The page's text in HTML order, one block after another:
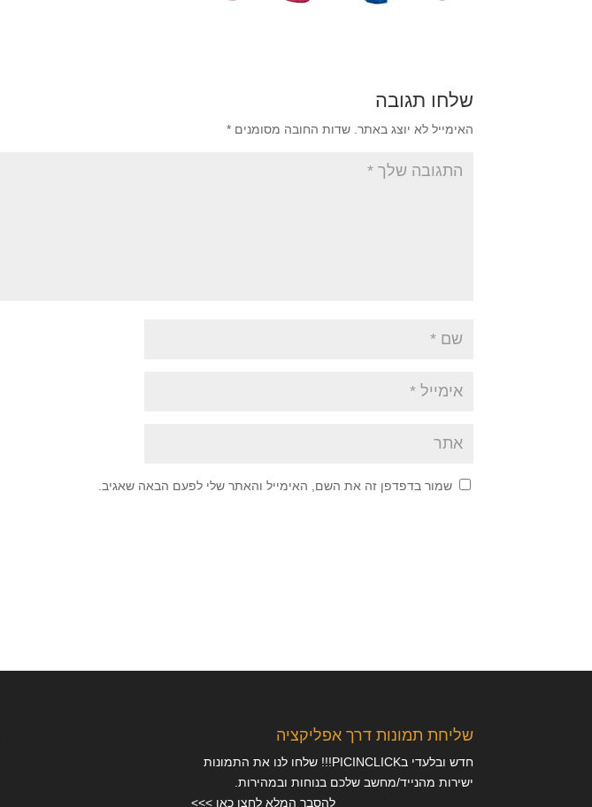
שלחו תגובה
האימייל לא יוצג באתר. שדות החובה מסומנים*
שמור בדפדפן זה את השם, האימייל והאתר שלי לפעם הבאה שאגיב.
שליחת תמונות דרך אפליקציה
חדש ובלעדי בPICINCLICK!!! שלחו לנו את התמונות
ישירות מהנייד/מחשב שלכם בנוחות ובמהירות.
להסבר המלא לחצו כאן >>>